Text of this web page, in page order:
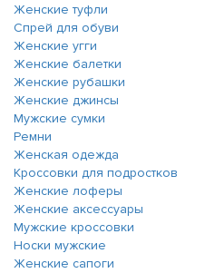
Женские туфли
Спрей для обуви
Женские угги
Женские балетки
Женские рубашки
Женские джинсы
Мужские сумки
Ремни
Женская одежда
Кроссовки для подростков
Женские лоферы
Женские аксессуары
Мужские кроссовки
Носки мужские
Женские сапоги